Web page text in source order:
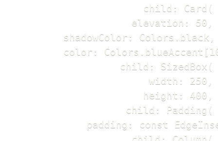
        child: Card(
          elevation: 50,
          shadowColor: Colors.black,
color:
          child: SizedBox(
            width: 250,
            height: 400,
            child: Padding(
padding: const